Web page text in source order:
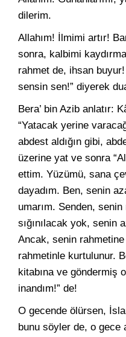
dilerim.
Allahım! İlmimi artır!
sonra, kalbimi
rahmet de, ihsan
sensin sen!” diyerek
Bera’ bin Azib anlatır:
“Yatacak yerine
abdest aldığın gibi,
üzerine yat ve sonra
ettim. Yüzümü, sana
dayadım. Ben, senin
umarım. Senden,
sığınılacak yok, senin
Ancak, senin rahmetine
rahmetinle kurtulunur.
kitabına ve göndermiş
inandım!” de!
O gecende ölürsen,
bunu söyler de, o gece